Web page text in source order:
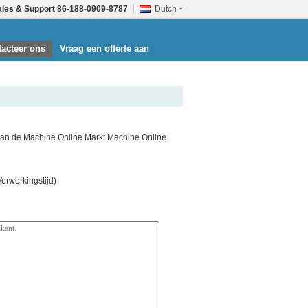
Dutch
& Support 86-188-0909-8787
ons Vraag een offerte aan
de Machine Online Markt Machine Online